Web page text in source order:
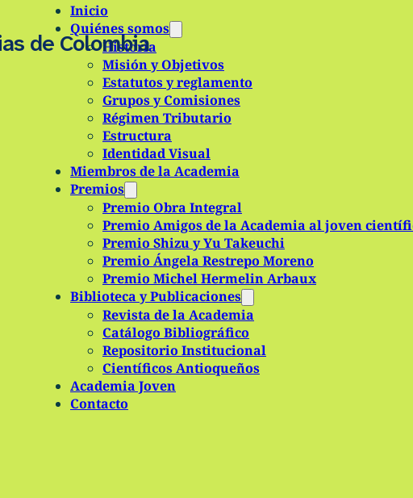
Inicio
Quiénes somos
Historia
Misión y Objetivos
Estatutos y reglamento
Grupos y Comisiones
Régimen Tributario
Estructura
Identidad Visual
Miembros de la Academia
Premios
Premio Obra Integral
Premio Amigos de la Academia al joven
Premio Shizu y Yu Takeuchi
Premio Ángela Restrepo Moreno
Premio Michel Hermelin Arbaux
Biblioteca y Publicaciones
Revista de la Academia
Catálogo Bibliográfico
Repositorio Institucional
Científicos Antioqueños
Academia Joven
Contacto
de Colombia